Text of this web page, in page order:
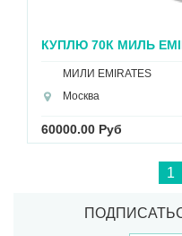
КУПЛЮ 70К МИЛЬ
МИЛИ EMIRATES
Москва
60000.00 Руб
1